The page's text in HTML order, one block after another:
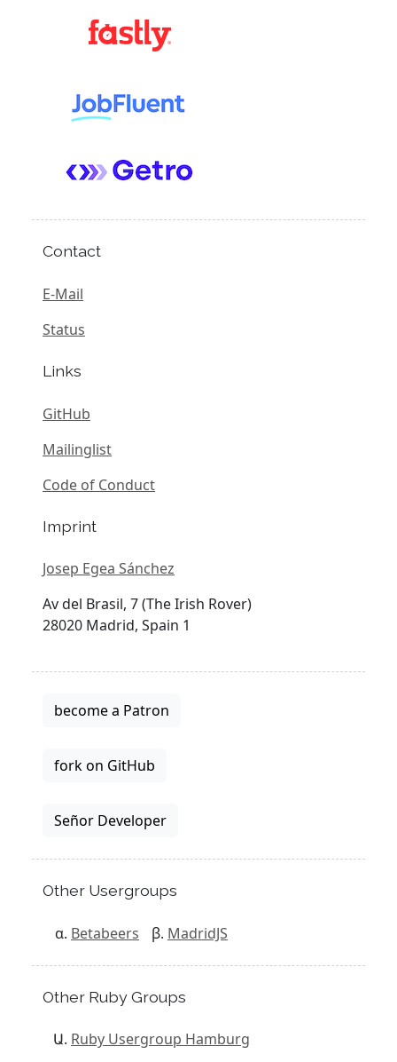
Contact
E-Mail
Status
Links
GitHub
Mailinglist
Code of Conduct
Imprint
Josep Egea Sánchez
Av del Brasil, 7 (The Irish Rover)
28020 Madrid, Spain 1
become a Patron
fork on GitHub
Señor Developer
Other Usergroups
Betabeers MadridJS
Other Ruby Groups
Ruby Usergroup Hamburg